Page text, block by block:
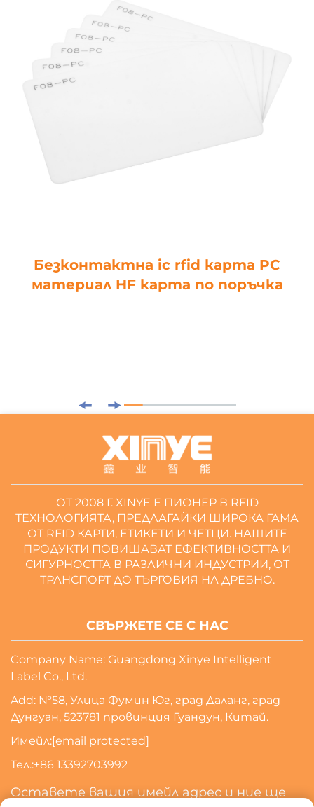
Безконтактна ic rfid карта PC
материал HF карта по поръчка
ОТ 2008 Г. XINYE Е ПИОНЕР В RFID
ТЕХНОЛОГИЯТА, ПРЕДЛАГАЙКИ ШИРОКА ГАМА
ОТ RFID КАРТИ, ЕТИКЕТИ И ЧЕТЦИ. НАШИТЕ
ПРОДУКТИ ПОВИШАВАТ ЕФЕКТИВНОСТТА И
СИГУРНОСТТА В РАЗЛИЧНИ ИНДУСТРИИ, ОТ
ТРАНСПОРТ ДО ТЪРГОВИЯ НА ДРЕБНО.
СВЪРЖЕТЕ СЕ С НАС
Company Name: Guangdong Xinye Intelligent
Label Co., Ltd.
Add: №58, Улица Фумин Юг, град Даланг, град
Дунгуан, 523781 провинция Гуандун, Китай.
Имейл:[email protected]
Тел.:+86 13392703992
Оставете вашия имейл адрес и ние ще